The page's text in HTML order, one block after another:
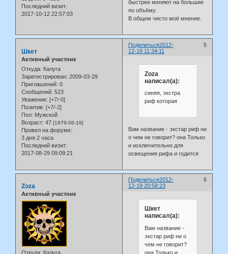
Последний визит:
2017-10-12 22:57:03
быстрее меняют на большие
по объёму.
В общем чисто моё мнение.
Поделиться 5
2012-
12-19 11:34:11
Шкет
Активный участник
Откуда: Калуга
Зарегистрирован: 2009-03-29
Приглашений: 0
Сообщений: 523
Уважение: [+7/-0]
Позитив: [+7/-2]
Пол: Мужской
Возраст: 47 [1979-06-19]
Провел на форуме:
3 дня 2 часа
Последний визит:
2017-08-29 09:09:21
Zoza
написал(а):
синяя, экстра
риф которая
Вам название - экстар риф ни
о чем не говорит? она Только
и исключительно для
освещения рифа и годится
Поделиться 6
2012-
12-19 20:58:23
Zoza
Активный участник
Откуда: Калуга
Шкет
написал(а):
Вам название -
экстар риф ни о
чем не говорит?
она Только и